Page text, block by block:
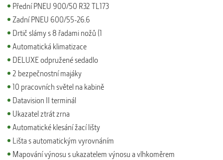
Přední PNEU 900/50 R32 TL173
Zadní PNEU 600/55-26.6
Drtič slámy s 8 řadami nožů (1
Automatická klimatizace
DELUXE odpružené sedadlo
2 bezpečnostní majáky
10 pracovních světel na kabině
Datavision II terminál
Ukazatel ztrát zrna
Automatické klesání žací lišty
Lišta s automatickým vyrovnáním
Mapování výnosu s ukazatelem výnosu a vlhkoměrem